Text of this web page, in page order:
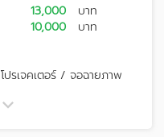
13,000
บาท
10,000
บาท
โปรเจคเตอร์ / จอฉายภาพ